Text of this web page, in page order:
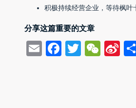
积极持续经营企业，等待枫叶
分享这篇重要的文章
EmailFacebook
Twitter